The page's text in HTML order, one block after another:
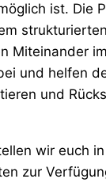
ist. Die
Miteinander im
und helfen
und
wir euch
zur